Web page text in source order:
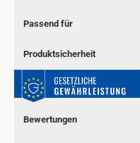
Passend für
Produktsicherheit
Bewertungen